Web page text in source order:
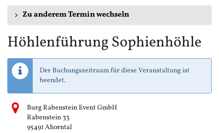
Zu anderem Termin wechseln
Höhlenführung Sophienhöhle
Der Buchungszeitraum für diese Veranstaltung ist
beendet.
Burg Rabenstein Event GmbH
Rabenstein 33
95491 Ahorntal